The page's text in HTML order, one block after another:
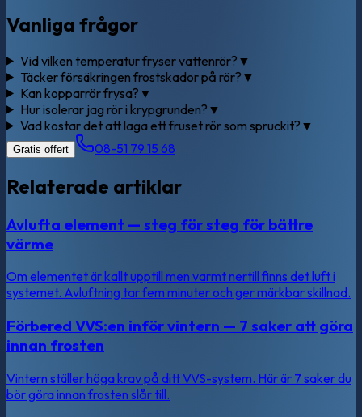
Vanliga frågor
Vid vilken temperatur fryser vattenrör? ▼
Täcker försäkringen frostskador på rör? ▼
Kan kopparrör frysa? ▼
Hur isolerar jag rör i krypgrunden? ▼
Vad kostar det att laga ett fruset rör som spruckit? ▼
Gratis offert 08-51 79 15 68
Relaterade artiklar
Avlufta element — steg för steg för bättre
värme
Om elementet är kallt upptill men varmt nertill finns det luft i
systemet. Avluftning tar fem minuter och ger märkbar skillnad.
Förbered VVS:en inför vintern — 7 saker att göra
innan frosten
Vintern ställer höga krav på ditt VVS-system. Här är 7 saker du
bör göra innan frosten slår till.